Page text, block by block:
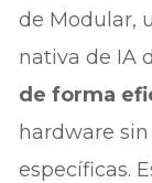
de Modular,
nativa de IA
de forma
hardware
específicas.